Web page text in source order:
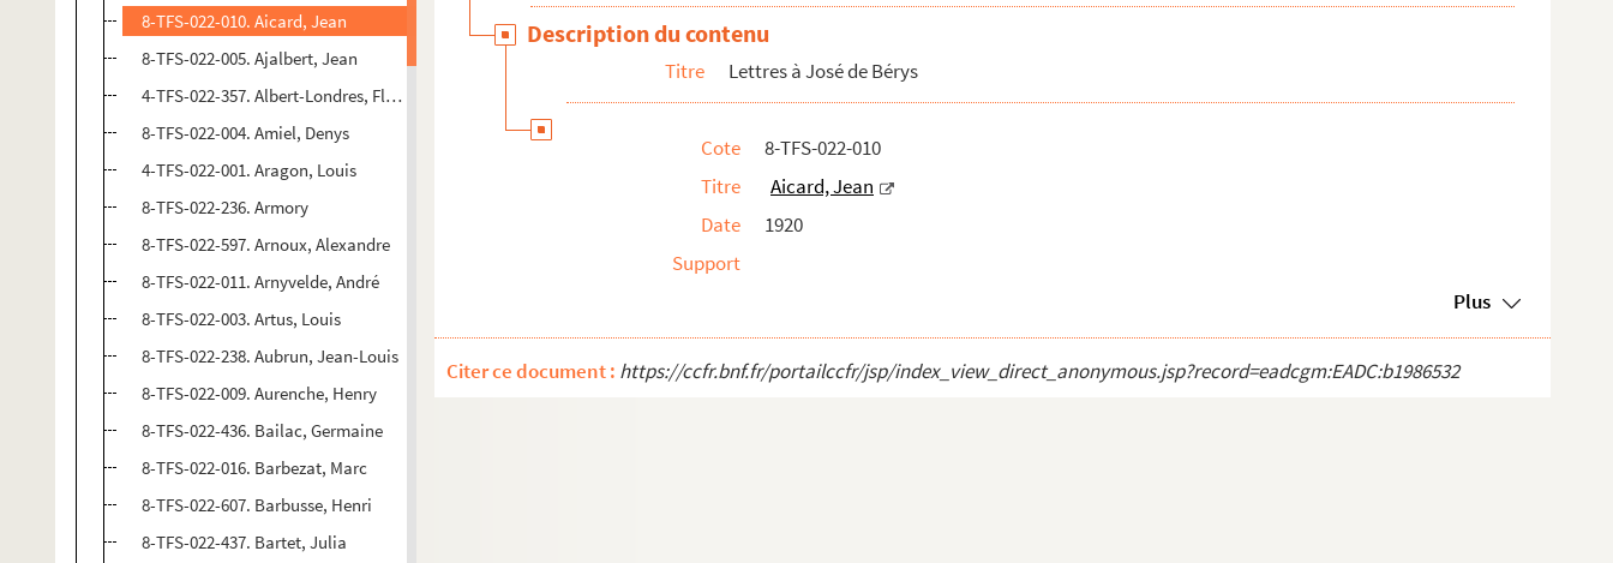
8-TFS-022-010. Aicard, Jean
8-TFS-022-005. Ajalbert, Jean
4-TFS-022-357. Albert-Londres, Florise
8-TFS-022-004. Amiel, Denys
4-TFS-022-001. Aragon, Louis
8-TFS-022-236. Armory
8-TFS-022-597. Arnoux, Alexandre
8-TFS-022-011. Arnyvelde, André
8-TFS-022-003. Artus, Louis
8-TFS-022-238. Aubrun, Jean-Louis
8-TFS-022-009. Aurenche, Henry
8-TFS-022-436. Bailac, Germaine
8-TFS-022-016. Barbezat, Marc
8-TFS-022-607. Barbusse, Henri
8-TFS-022-437. Bartet, Julia
Description du contenu
Titre Lettres à José de Bérys
Cote
8-TFS-022-010
Titre
Aicard, Jean
Date
1920
Support
Plus
Citer ce document : https://ccfr.bnf.fr/portailccfr/jsp/index_view_direct_anonymous.jsp?record=eadcgm:EADC:b1986532